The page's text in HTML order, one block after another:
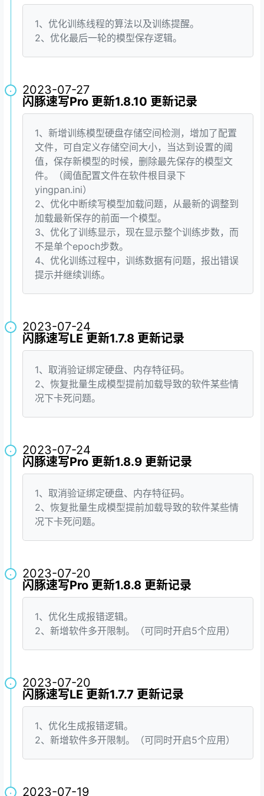
1、优化训练线程的算法以及训练提醒。
2、优化最后一轮的模型保存逻辑。
2023-07-27
·
闪豚速写Pro 更新1.8.10 更新记录
1、新增训练模型硬盘存储空间检测，增加了配置
文件，可自定义存储空间大小，当达到设置的阈
值，保存新模型的时候，删除最先保存的模型文
件。（阈值配置文件在软件根目录下
yingpan.ini）
2、优化中断续写模型加载问题，从最新的调整到
加载最新保存的前面一个模型。
3、优化了训练显示，现在显示整个训练步数，而
不是单个epoch步数。
4、优化训练过程中，训练数据有问题，报出错误
提示并继续训练。
2023-07-24
·
闪豚速写LE 更新1.7.8 更新记录
1、取消验证绑定硬盘、内存特征码。
2、恢复批量生成模型提前加载导致的软件某些情
况下卡死问题。
2023-07-24
·
闪豚速写Pro 更新1.8.9 更新记录
1、取消验证绑定硬盘、内存特征码。
2、恢复批量生成模型提前加载导致的软件某些情
况下卡死问题。
2023-07-20
·
闪豚速写Pro 更新1.8.8 更新记录
1、优化生成报错逻辑。
2、新增软件多开限制。（可同时开启5个应用）
2023-07-20
·
闪豚速写LE 更新1.7.7 更新记录
1、优化生成报错逻辑。
2、新增软件多开限制。（可同时开启5个应用）
2023-07-19
·